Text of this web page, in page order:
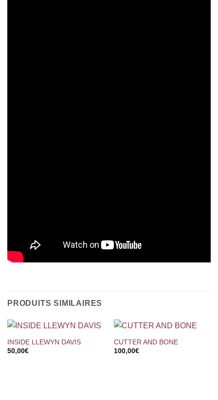
PRODUITS SIMILAIRES
INSIDE LLEWYN DAVIS
50,00€
CUTTER AND BONE
100,00€